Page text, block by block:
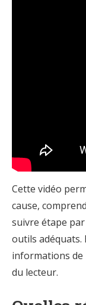
Cette vidéo
cause,
suivre étape
outils adéquats.
informations de
du lecteur.